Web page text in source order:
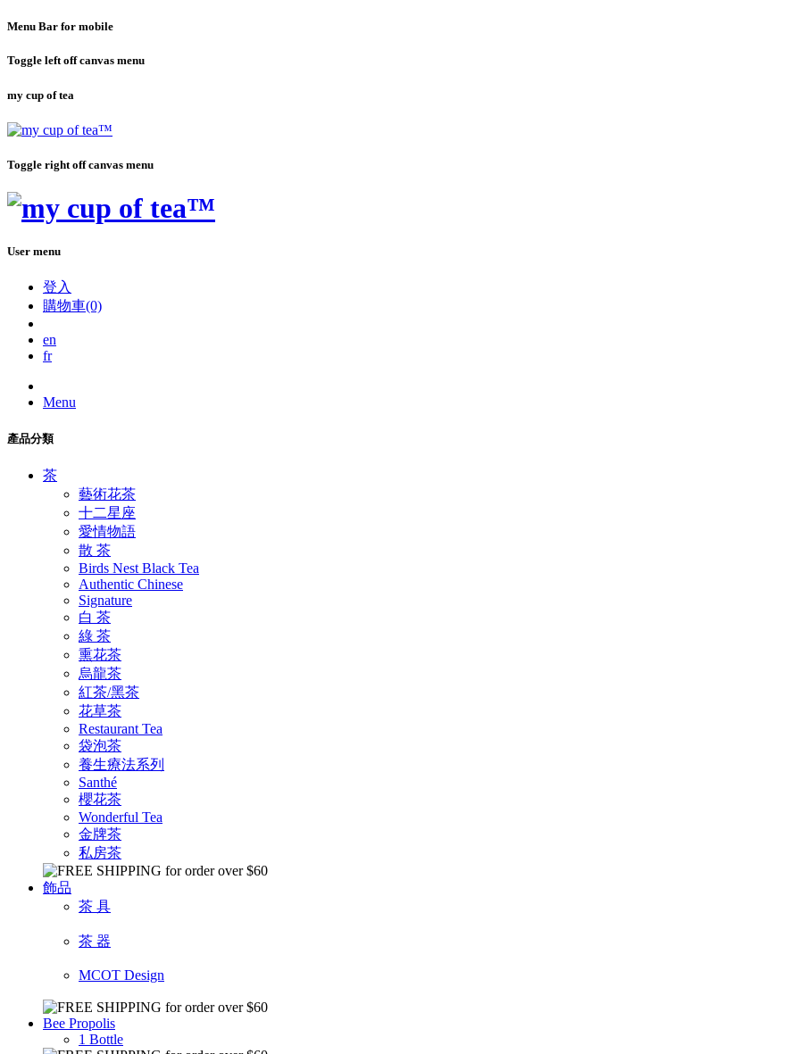
Menu Bar for mobile
Toggle left off canvas menu
my cup of tea
Toggle right off canvas menu
User menu
登入
購物車(0)
en
fr
Menu
產品分類
茶
藝術花茶
十二星座
愛情物語
散 茶
Birds Nest Black Tea
Authentic Chinese
Signature
白 茶
綠 茶
熏花茶
烏龍茶
紅茶/黑茶
花草茶
Restaurant Tea
袋泡茶
養生療法系列
Santhé
櫻花茶
Wonderful Tea
金牌茶
私房茶
飾品
茶 具
茶 器
MCOT Design
Bee Propolis
1 Bottle